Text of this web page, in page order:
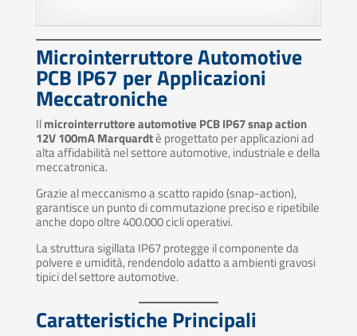
Microinterruttore Automotive
PCB IP67 per Applicazioni
Meccatroniche
Ilmicrointerruttore automotive PCB IP67 snap action
12V 100mA Marquardtè progettato per applicazioni ad
alta affidabilità nel settore automotive, industriale e della
meccatronica.
Grazie al meccanismo a scatto rapido (snap-action),
garantisce un punto di commutazione preciso e ripetibile
anche dopo oltre 400.000 cicli operativi.
La struttura sigillata IP67 protegge il componente da
polvere e umidità, rendendolo adatto a ambienti gravosi
tipici del settore automotive.
Caratteristiche Principali